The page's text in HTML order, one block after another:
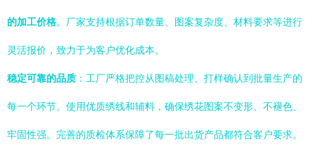
的加工价格。厂家支持根据订单数量、图案复杂度、材料要求等进行
灵活报价，致力于为客户优化成本。
稳定可靠的品质 ：工厂严格把控从图稿处理、打样确认到批量生产的
每一个环节。使用优质绣线和辅料，确保绣花图案不变形、不褪色、
牢固性强。完善的质检体系保障了每一批出货产品都符合客户要求。